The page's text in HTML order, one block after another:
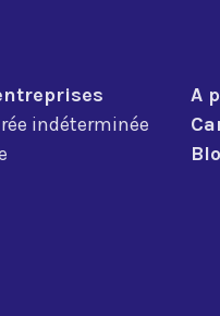
indéterminée
A